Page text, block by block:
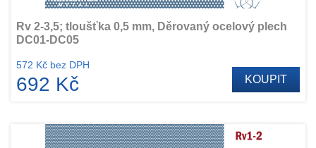
Rv 2-3,5; tloušťka 0,5 mm, Děrovaný ocelový plech
DC01-DC05
572 Kč bez DPH
692 Kč KOUPIT